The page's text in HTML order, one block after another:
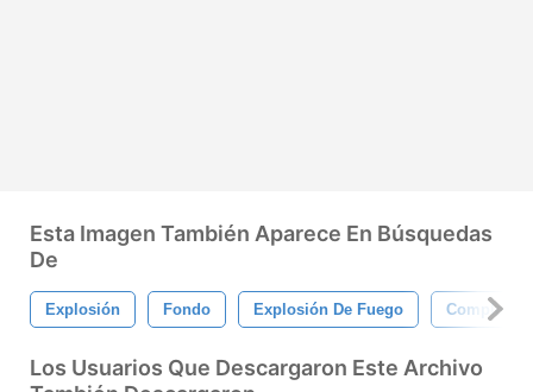
Esta Imagen También Aparece En Búsquedas
De
Explosión Fondo Explosión De Fuego
Los Usuarios Que Descargaron Este Archivo